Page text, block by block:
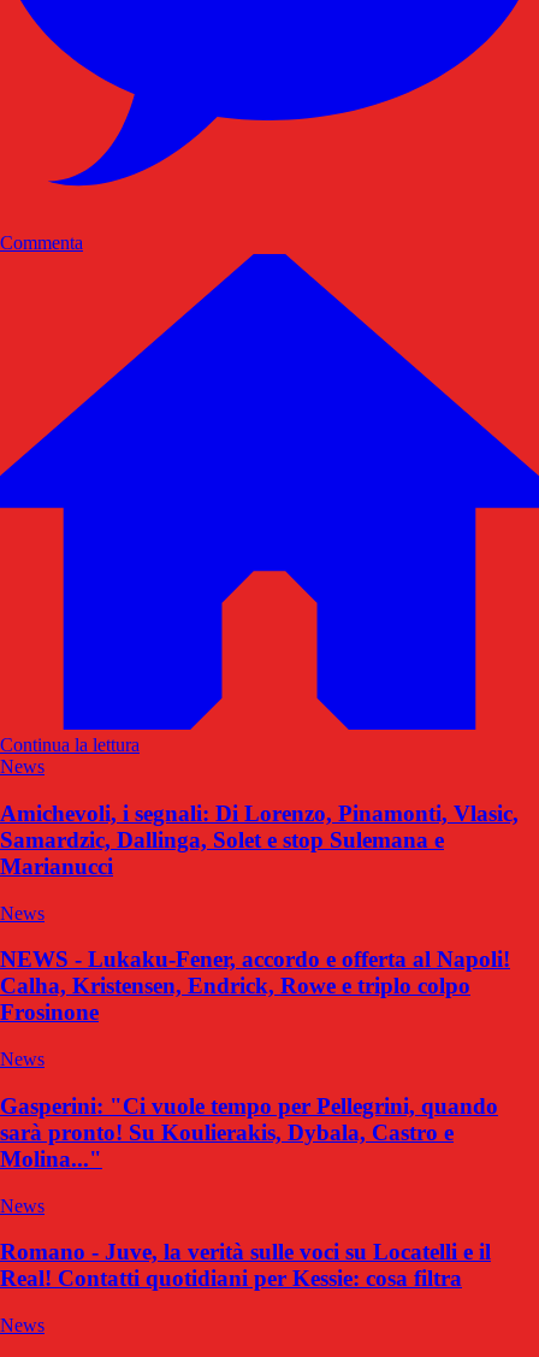
Commenta
Continua la lettura
News
Amichevoli, i segnali: Di Lorenzo, Pinamonti, Vlasic,
Samardzic, Dallinga, Solet e stop Sulemana e
Marianucci
News
NEWS - Lukaku-Fener, accordo e offerta al Napoli!
Calha, Kristensen, Endrick, Rowe e triplo colpo
Frosinone
News
Gasperini: "Ci vuole tempo per Pellegrini, quando
sarà pronto! Su Koulierakis, Dybala, Castro e
Molina..."
News
Romano - Juve, la verità sulle voci su Locatelli e il
Real! Contatti quotidiani per Kessie: cosa filtra
News